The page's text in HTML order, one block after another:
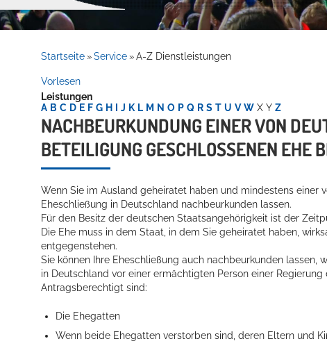
Service
Willkommen in Hockenheim
Startseite » Service » A-Z Dienstleistungen
Vorlesen
Leistungen
A B C D E F G H J K L M N O P Q R S T U V W X Y Z
NACHBEURKUNDUNG EINER VON
BETEILIGUNG GESCHLOSSENEN EHE
Wenn Sie im Ausland geheiratet haben und mindestens einer
Eheschließung in Deutschland nachbeurkunden lassen.
Für den Besitz der deutschen Staatsangehörigkeit ist der
Die Ehe muss in dem Staat, in dem Sie geheiratet haben,
entgegenstehen.
Sie können Ihre Eheschließung auch nachbeurkunden
in Deutschland vor einer ermächtigten Person einer
Antragsberechtigt sind:
Die Ehegatten
Wenn beide Ehegatten verstorben sind, deren Eltern und